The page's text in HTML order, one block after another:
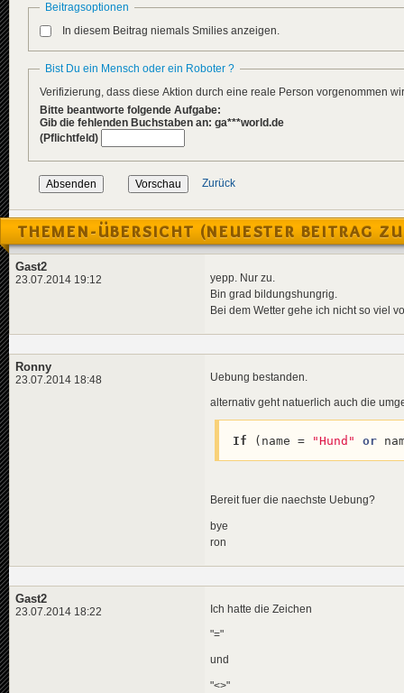
Beitragsoptionen
In diesem Beitrag niemals Smilies anzeigen.
Bist Du ein Mensch oder ein Roboter ?
Verifizierung, dass diese Aktion durch eine reale Person vorgenommen
Bitte beantworte folgende Aufgabe:
Gib die fehlenden Buchstaben an: ga***world.de
(Pflichtfeld)
Zurück
THEMEN-ÜBERSICHT (NEUESTER BEITRAG
Gast2
23.07.2014 19:12
yepp. Nur zu.
Bin grad bildungshungrig.
Bei dem Wetter gehe ich nicht so viel
Ronny
23.07.2014 18:48 Uebung bestanden.
alternativ geht natuerlich auch die
If (name = "Hund" or
Bereit fuer die naechste Uebung?
bye
ron
Gast2
23.07.2014 18:22 Ich hatte die Zeichen
"="
und
"<>"